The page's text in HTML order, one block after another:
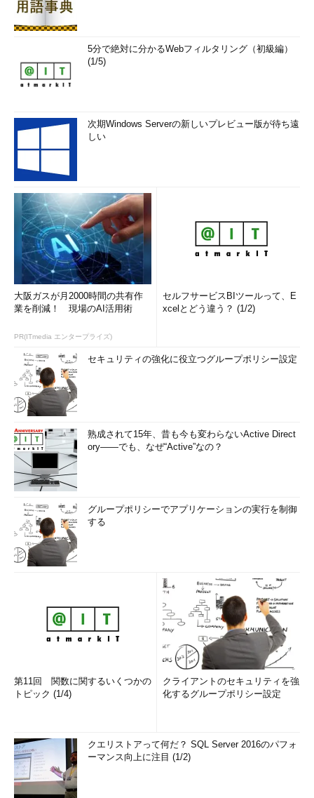
5分で絶対に分かるWebフィルタリング（初級編）
(1/5)
次期Windows Serverの新しいプレビュー版が待ち遠
しい
大阪ガスが月2000時間の共有作
業を削減！ 現場のAI活用術
PR(ITmedia エンタープライズ)
セルフサービスBIツールって、E
xcelとどう違う？ (1/2)
セキュリティの強化に役立つグループポリシー設定
熟成されて15年、昔も今も変わらないActive Direct
ory――でも、なぜ“Active”なの？
グループポリシーでアプリケーションの実行を制御
する
第11回 関数に関するいくつかの
トピック (1/4)
クライアントのセキュリティを強
化するグループポリシー設定
クエリストアって何だ？ SQL Server 2016のパフォ
ーマンス向上に注目 (1/2)